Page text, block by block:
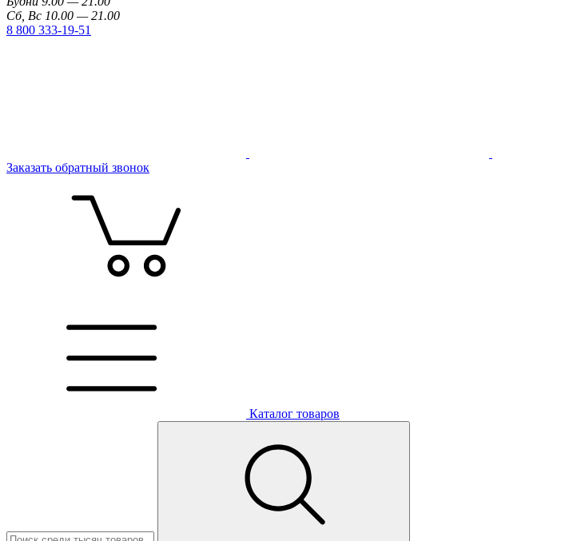
Сб, Вс 10.00 — 21.00
8 800 333-19-51
Заказать обратный звонок
Каталог товаров